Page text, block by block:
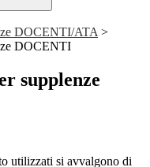
DOCENTI/ATA >
DOCENTI
supplenze
utilizzati si avvalgono di